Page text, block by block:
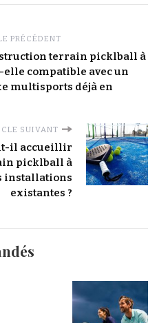
PRÉCÉDENT
terrain picklball à
elle compatible avec un
multisports déjà en
SUIVANT
il accueillir
picklball à
installations
existantes ?